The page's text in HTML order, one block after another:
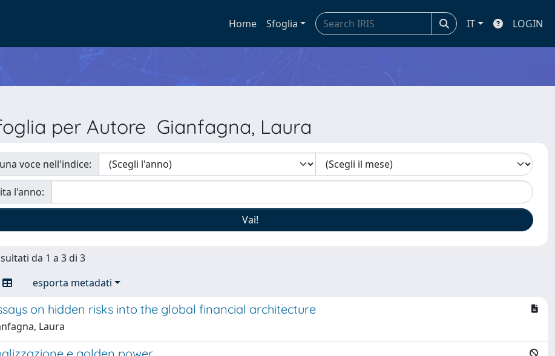
Home Sfoglia IT LOGIN
per Autore Gianfagna, Laura
voce nell'indice:
l'anno:
da 1 a 3 di 3
esporta metadati
on hidden risks into the global financial architecture
Laura